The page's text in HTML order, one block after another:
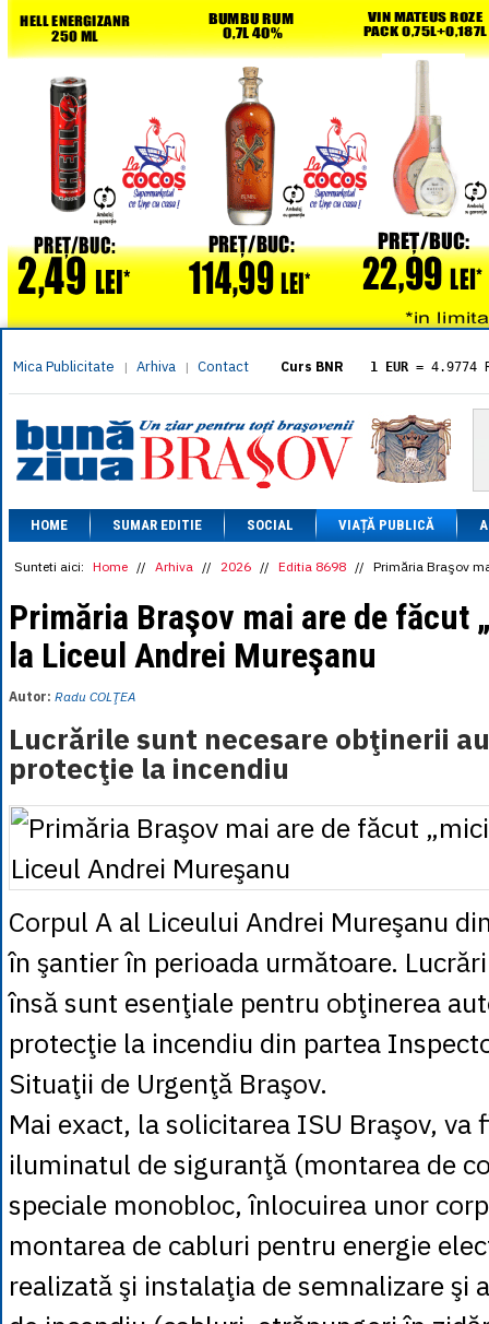
Mica Publicitate | Arhiva | Contact Curs BNR 1 EUR = 4.9774
= 5.8304
1 XAU= 464.4611
1 AED= 1.1933
1 AUD= 2.7957
1 BGN= 2.5449
1 CAD= 3.1559
1 CHF= 5.2813
1 CNY= 0.6015
1 DKK= 0.6668
1 EGP = 0.0860
1 MXN= 0.2227
1 NOK
1 RSD
= 0.0425
1 RUB = 0.0530
1 XDR= 5.9383
1 ZAR
HOME SUMAR EDITIE SOCIAL VIAȚĂ PUBLICĂ
Sunteti aici: Home // Arhiva // 2026 // Editia 8698 // Primăria Braşov
Primăria Braşov mai are de făcut
la Liceul Andrei Mureşanu
Autor: Radu COLŢEA
Lucrările sunt necesare obţinerii
protecţie la incendiu
Corpul A al Liceului Andrei Mureşanu
în şantier în perioada următoare.
însă sunt esenţiale pentru obţinerea
protecţie la incendiu din partea
Situaţii de Urgenţă Braşov.
Mai exact, la solicitarea ISU Braşov, va
iluminatul de siguranţă (montarea de
speciale monobloc, înlocuirea unor
montarea de cabluri pentru energie
realizată şi instalaţia de semnalizare şi